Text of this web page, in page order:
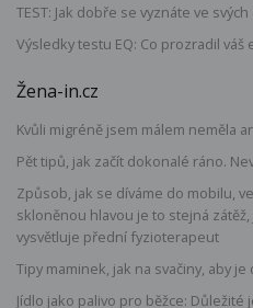
TEST: Jak dobře se vyznáte ve
Výsledky testu EQ: Co prozradil váš
Žena-in.cz
Kvůli migréně jsem málem neměla
Pět tipů, jak začít dokonalé ráno.
Způsob, jak se díváme do mobilu,
skloněnou hlavou je to stejná
vysvětluje přední fyzioterapeut
Tipy maminek, jak na svačiny, aby
Jídlo jako palivo pro běžce: